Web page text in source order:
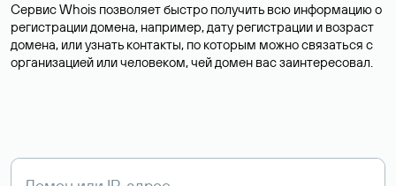
Сервис Whois позволяет быстро получить всю информацию о
регистрации домена, например, дату регистрации и возраст
домена, или узнать контакты, по которым можно связаться с
организацией или человеком, чей домен вас заинтересовал.